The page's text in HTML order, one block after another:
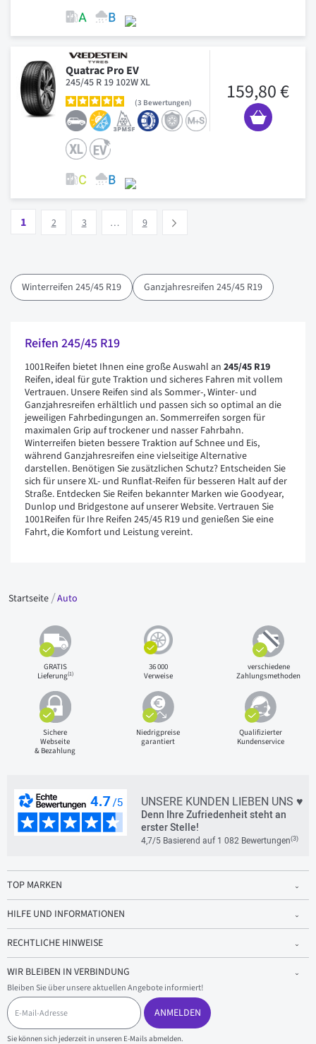
Quatrac Pro EV
245/45 R 19 102W XL
3 Bewertungen 159,80 €
Vous lisez actuellement la page
1 2 3 … 9
Winterreifen 245/45 R19 Ganzjahresreifen 245/45 R19
Reifen 245/45 R19
1001Reifen bietet Ihnen eine große Auswahl an 245/45 R19
Reifen, ideal für gute Traktion und sicheres Fahren mit vollem
Vertrauen. Unsere Reifen sind als Sommer-, Winter- und
Ganzjahresreifen erhältlich und passen sich so optimal an die
jeweiligen Fahrbedingungen an. Sommerreifen sorgen für
maximalen Grip auf trockener und nasser Fahrbahn.
Winterreifen bieten bessere Traktion auf Schnee und Eis,
während Ganzjahresreifen eine vielseitige Alternative
darstellen. Benötigen Sie zusätzlichen Schutz? Entscheiden Sie
sich für unsere XL- und Runflat-Reifen für besseren Halt auf der
Straße. Entdecken Sie Reifen bekannter Marken wie Goodyear,
Dunlop und Bridgestone auf unserer Website. Vertrauen Sie
1001Reifen für Ihre Reifen 245/45 R19 und genießen Sie eine
Fahrt, die Komfort und Leistung vereint.
Startseite Auto
GRATIS
Lieferung(1)
36 000
Verweise
verschiedene
Zahlungsmethoden
Sichere
Webseite
& Bezahlung
Niedrigpreise
garantiert
Qualifizierter
Kundenservice
UNSERE KUNDEN LIEBEN UNS ♥
Denn Ihre Zufriedenheit steht an
erster Stelle!
4,7/5 Basierend auf 1 082 Bewertungen(3)
TOP MARKEN
HILFE UND INFORMATIONEN
RECHTLICHE HINWEISE
WIR BLEIBEN IN VERBINDUNG
Bleiben Sie über unsere aktuellen Angebote informiert!
E
-
M
a
ANMELDEN
Sie können sich jederzeit in unseren E-Mails abmelden.